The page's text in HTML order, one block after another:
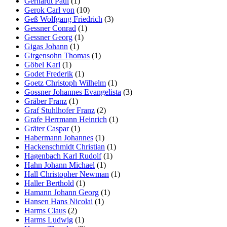
Gerok Carl von (10)
Geß Wolfgang Friedrich (3)
Gessner Conrad (1)
Gessner Georg (1)
Gigas Johann (1)
Girgensohn Thomas (1)
Göbel Karl (1)
Godet Frederik (1)
Goetz Christoph Wilhelm (1)
Gossner Johannes Evangelista (3)
Gräber Franz (1)
Graf Stuhlhofer Franz (2)
Grafe Herrmann Heinrich (1)
Gräter Caspar(1)
Habermann Johannes (1)
Hackenschmidt Christian (1)
Hagenbach Karl Rudolf(1)
Hahn Johann Michael (1)
Hall Christopher Newman (1)
Haller Berthold (1)
Hamann Johann Georg (1)
Hansen Hans Nicolai (1)
Harms Claus (2)
Harms Ludwig (1)